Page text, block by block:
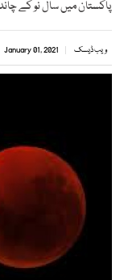
پاکستان میں سال نو کے
ویب ڈیسک January 01, 2021